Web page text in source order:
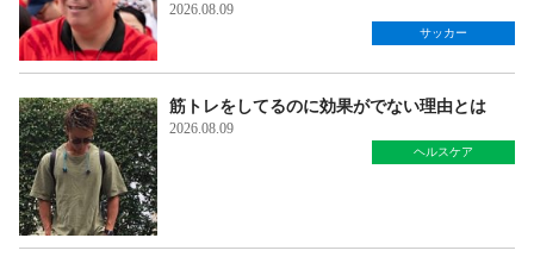
2026.08.09
サッカー
筋トレをしてるのに効果がでない理由とは
2026.08.09
ヘルスケア